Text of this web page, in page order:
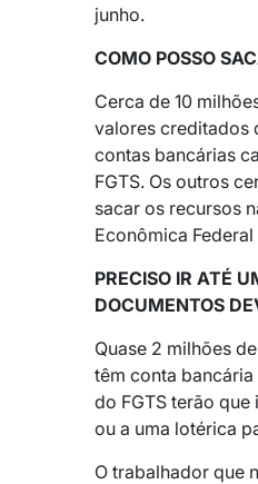
junho.
COMO POSSO
Cerca de 10
valores creditados
contas bancárias
FGTS. Os outros
sacar os recursos
Econômica
PRECISO IR ATÉ
DOCUMENTOS
Quase 2 milhões
têm conta
do FGTS terão que
ou a uma lotérica
O trabalhador que